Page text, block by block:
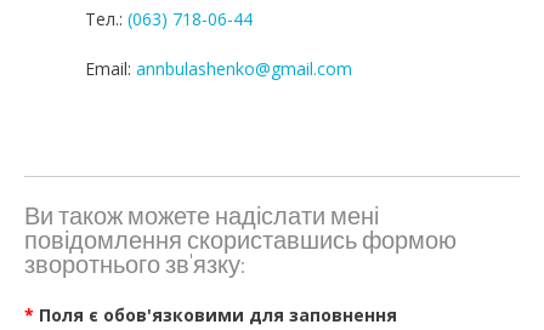
Тел.: (063) 718-06-44
Email: annbulashenko@gmail.com
Ви також можете надіслати мені
повідомлення скориставшись формою
зворотнього зв'язку:
* Поля є обов'язковими для заповнення